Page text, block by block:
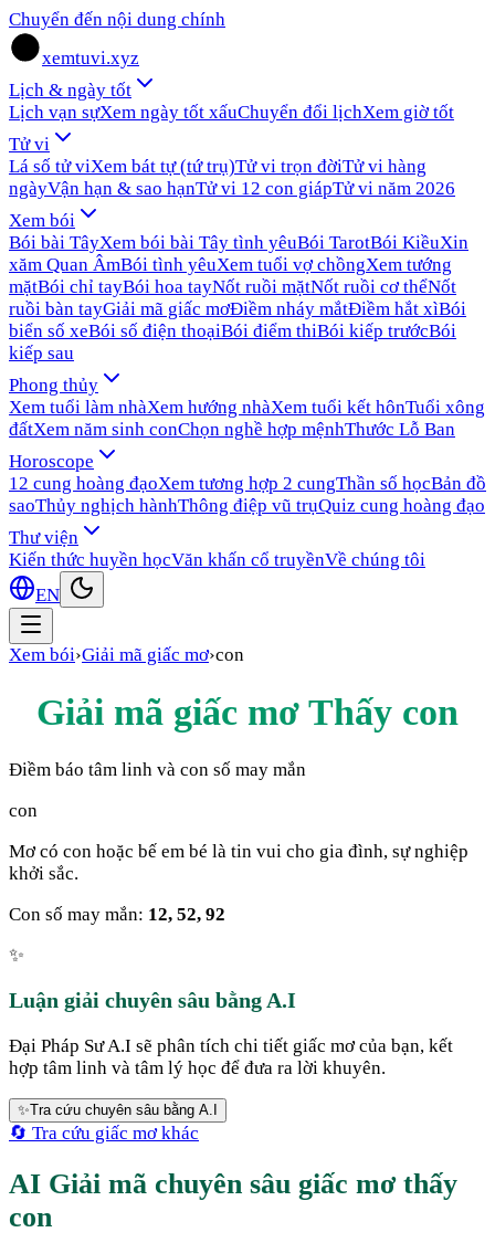
Chuyển đến nội dung chính
xemtuvi.xyz
Lịch & ngày tốt
Lịch vạn sựXem ngày tốt xấuChuyển đổi lịchXem giờ tốt
Tử vi
Lá số tử viXem bát tự (tứ trụ)Tử vi trọn đờiTử vi hàng
ngàyVận hạn & sao hạnTử vi 12 con giápTử vi năm 2026
Xem bói
Bói bài TâyXem bói bài Tây tình yêuBói TarotBói KiềuXin
xăm Quan ÂmBói tình yêuXem tuổi vợ chồngXem tướng
mặtBói chỉ tayBói hoa tayNốt ruồi mặtNốt ruồi cơ thểNốt
ruồi bàn tayGiải mã giấc mơĐiềm nháy mắtĐiềm hắt xìBói
biển số xeBói số điện thoạiBói điểm thiBói kiếp trướcBói
kiếp sau
Phong thủy
Xem tuổi làm nhàXem hướng nhàXem tuổi kết hônTuổi xông
đấtXem năm sinh conChọn nghề hợp mệnhThước Lỗ Ban
Horoscope
12 cung hoàng đạoXem tương hợp 2 cungThần số họcBản đồ
saoThủy nghịch hànhThông điệp vũ trụQuiz cung hoàng đạo
Thư viện
Kiến thức huyền họcVăn khấn cổ truyềnVề chúng tôi
EN
Xem bói›Giải mã giấc mơ›con
Giải mã giấc mơ Thấy con
Điềm báo tâm linh và con số may mắn
con
Mơ có con hoặc bế em bé là tin vui cho gia đình, sự nghiệp
khởi sắc.
Con số may mắn: 12, 52, 92
✨
Luận giải chuyên sâu bằng A.I
Đại Pháp Sư A.I sẽ phân tích chi tiết giấc mơ của bạn, kết
hợp tâm linh và tâm lý học để đưa ra lời khuyên.
✨Tra cứu chuyên sâu bằng A.I
🔄 Tra cứu giấc mơ khác
AI Giải mã chuyên sâu giấc mơ thấy
con